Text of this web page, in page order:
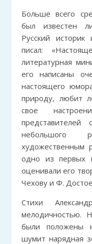
Больше всего
был известен
Русский
писал:
литературная
его написаны
настоящего
природу, любит
свое
небольшого
художественным
одно из первых
оценивали его
Чехову и Ф.
Стихи
мелодичностью.
были положены
шумит нарядная